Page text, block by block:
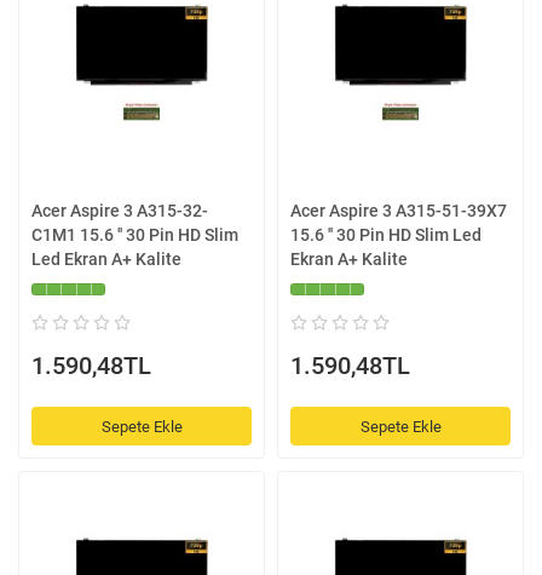
Acer Aspire 3 A315-32-
C1M1 15.6 '' 30 Pin HD Slim
Led Ekran A+ Kalite
1.590,48TL
Sepete Ekle
Acer Aspire 3 A315-51-39X7
15.6 '' 30 Pin HD Slim Led
Ekran A+ Kalite
1.590,48TL
Sepete Ekle